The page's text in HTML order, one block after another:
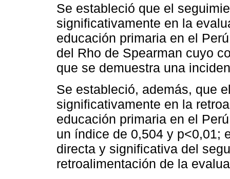
Se estableció que el
significativamente en la
educación primaria en el
del Rho de Spearman cuyo
que se demuestra una
Se estableció, además, que
significativamente en la
educación primaria en el
un índice de 0,504 y p<0,01;
directa y significativa del
retroalimentación de la